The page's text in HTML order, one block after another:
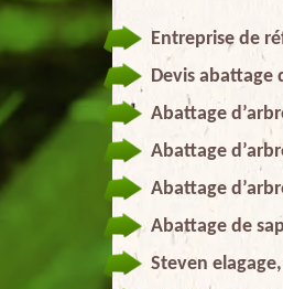
Entreprise de
Devis abattage
Abattage
Abattage
Abattage
Abattage de
Steven